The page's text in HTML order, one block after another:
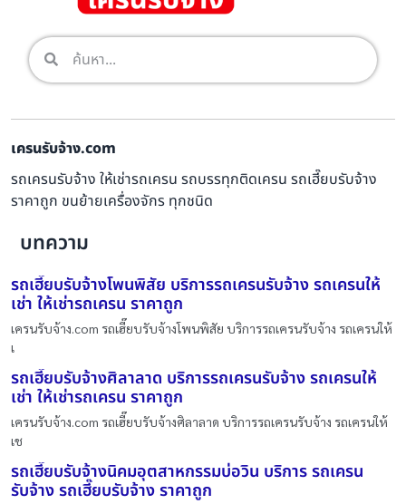
เครนรับจ้าง.com
รถเครนรับจ้าง ให้เช่ารถเครน รถบรรทุกติดเครน รถเฮี๊ยบรับจ้าง
ราคาถูก ขนย้ายเครื่องจักร ทุกชนิด
บทความ
รถเฮี๊ยบรับจ้างโพนพิสัย บริการรถเครนรับจ้าง รถเครนให้
เช่า ให้เช่ารถเครน ราคาถูก
เครนรับจ้าง.com รถเฮี๊ยบรับจ้างโพนพิสัย บริการรถเครนรับจ้าง รถเครนให้
เ
รถเฮี๊ยบรับจ้างศิลาลาด บริการรถเครนรับจ้าง รถเครนให้
เช่า ให้เช่ารถเครน ราคาถูก
เครนรับจ้าง.com รถเฮี๊ยบรับจ้างศิลาลาด บริการรถเครนรับจ้าง รถเครนให้
เช
รถเฮี๊ยบรับจ้างนิคมอุตสาหกรรมบ่อวิน บริการ รถเครน
รับจ้าง รถเฮี๊ยบรับจ้าง ราคาถูก